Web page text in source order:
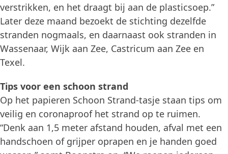
verstrikken, en het draagt bij aan de plasticsoep.”
Later deze maand bezoekt de stichting dezelfde
stranden nogmaals, en daarnaast ook stranden in
Wassenaar, Wijk aan Zee, Castricum aan Zee en
Texel.
Tips voor een schoon strand
Op het papieren Schoon Strand-tasje staan tips om
veilig en coronaproof het strand op te ruimen.
“Denk aan 1,5 meter afstand houden, afval met een
handschoen of grijper oprapen en je handen goed